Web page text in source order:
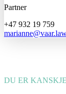
Partner
+47 932 19 759
DU ER